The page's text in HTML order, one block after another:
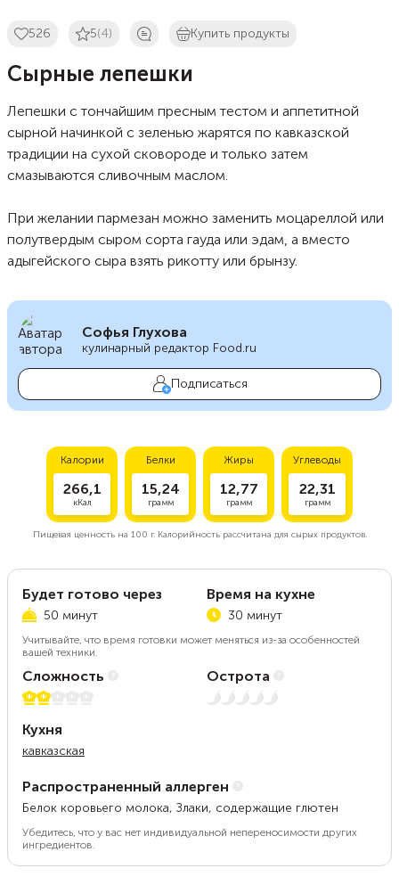
526 5(4) Купить продукты
Сырные лепешки
Лепешки с тончайшим пресным тестом и аппетитной
сырной начинкой с зеленью жарятся по кавказской
традиции на сухой сковороде и только затем
смазываются сливочным маслом.
При желании пармезан можно заменить моцареллой или
полутвердым сыром сорта гауда или эдам, а вместо
адыгейского сыра взять рикотту или брынзу.
Софья Глухова
кулинарный редактор Food.ru
Подписаться
Калории
266,1
кКал
Белки
15,24
грамм
Жиры
12,77
грамм
Углеводы
22,31
грамм
Пищевая ценность на 100 г.Калорийность рассчитана для сырых продуктов.
Будет готово через
50 минут
Время на кухне
30 минут
Учитывайте, что время готовки может меняться из-за особенностей
вашей техники.
Сложность
2 из 5
Острота
Нет остроты
Кухня
кавказская
Распространенный аллерген
Белок коровьего молока, Злаки, содержащие глютен
Убедитесь, что у вас нет индивидуальной непереносимости других
ингредиентов.